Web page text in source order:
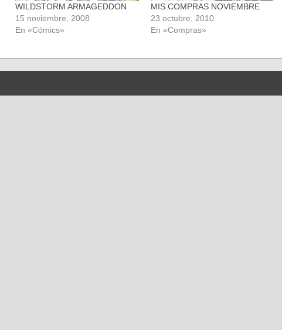
WILDSTORM ARMAGEDDON
15 noviembre, 2008
En «Cómics»
MIS COMPRAS NOVIEMBRE
23 octubre, 2010
En «Compras»